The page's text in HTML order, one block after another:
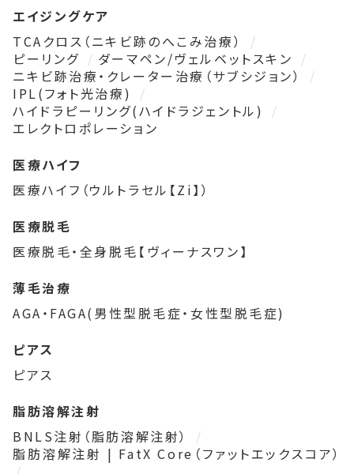
エイジングケア
TCAクロス（ニキビ跡のへこみ治療）
ピーリング
ダーマペン/ヴェルベットスキン
ニキビ跡治療・クレーター治療（サブシジョン）
IPL(フォト光治療)
ハイドラピーリング(ハイドラジェントル)
エレクトロポレーション
医療ハイフ
医療ハイフ（ウルトラセル【Zi】）
医療脱毛
医療脱毛・全身脱毛【ヴィーナスワン】
薄毛治療
AGA・FAGA(男性型脱毛症・女性型脱毛症)
ピアス
ピアス
脂肪溶解注射
BNLS注射（脂肪溶解注射）
脂肪溶解注射 | FatX Core（ファットエックスコア）